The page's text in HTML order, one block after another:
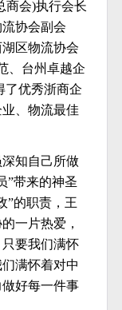
商会)执行会长
协会副会
区物流协会
、台州卓越企
了优秀浙商企
、物流最佳
知自己所做
”带来的神圣
”的职责，王
一片热爱，
要我们满怀
满怀着对中
好每一件事